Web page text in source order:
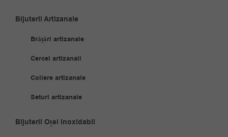
Bijuterii Artizanale
Brățări artizanale
Cercei artizanali
Coliere artizanale
Seturi artizanale
Bijuterii Oțel Inoxidabil